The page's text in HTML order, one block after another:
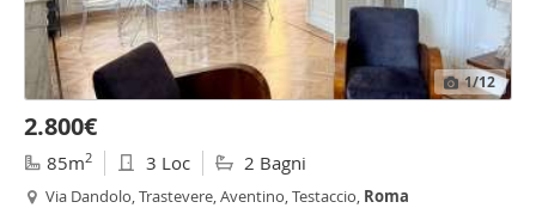
1/12
2.800€
85m2 3 Loc 2 Bagni
Via Dandolo, Trastevere, Aventino, Testaccio, Roma